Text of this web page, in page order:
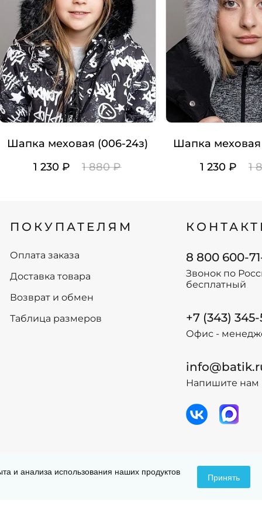
Шапка меховая (006-24з)
1 230 ₽
1 880 ₽
52-56
- +
Шапка меховая
1 230 ₽
1
52-56
- +
ПОКУПАТЕЛЯМ
Оплата заказа
Доставка товара
Возврат и обмен
Таблица размеров
8 800 600-
Звонок по
бесплатный
+7 (343)
Офис -
Напишите нам
и анализа использования наших продуктов Принять